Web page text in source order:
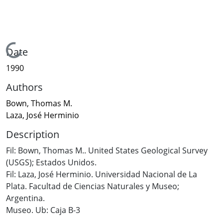
Loading...
Date
1990
Authors
Bown, Thomas M.
Laza, José Herminio
Description
Fil: Bown, Thomas M.. United States Geological Survey
(USGS); Estados Unidos.
Fil: Laza, José Herminio. Universidad Nacional de La
Plata. Facultad de Ciencias Naturales y Museo;
Argentina.
Museo. Ub: Caja B-3